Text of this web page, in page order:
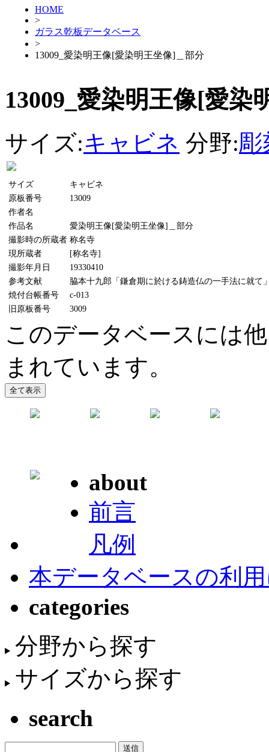
HOME
>
ガラス乾板データベース
>
13009_愛染明王像[愛染明王坐像]＿部分
13009_愛染明王像[愛染
サイズ:キャビネ 分野:彫
サイズ
キャビネ
原板番号
13009
作者名
作品名
愛染明王像[愛染明王坐像]＿部分
撮影時の所蔵者 称名寺
現所蔵者
[称名寺]
撮影年月日
19330410
参考文献
脇本十九郎「鎌倉期に於ける鋳造仏の一手法に就て
焼付台帳番号
c-013
旧原板番号
3009
このデータベースには
まれています。
about
前言
凡例
本データベースの利
categories
分野から探す
サイズから探す
search